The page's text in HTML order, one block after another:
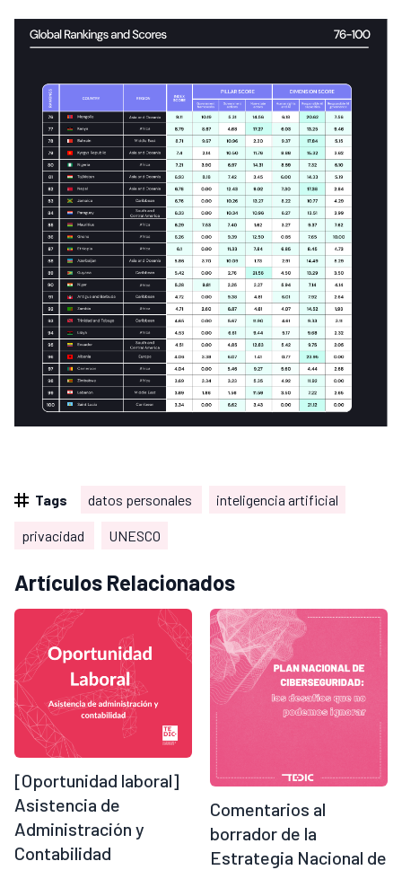
Tags datos personales inteligencia artificial
privacidad UNESCO
Artículos Relacionados
[Oportunidad laboral]
Asistencia de
Administración y
Contabilidad
Comentarios al
borrador de la
Estrategia Nacional de